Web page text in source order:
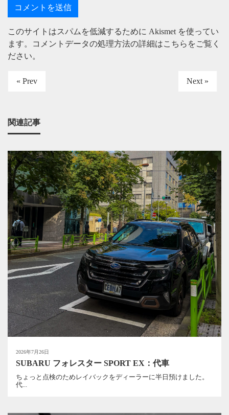
このサイトはスパムを低減するために Akismet を使ってい
ます。
コメントデータの処理方法の詳細はこちらをご覧く
ださい。
« Prev Next »
関連記事
2026年7月26日
SUBARU フォレスター SPORT EX：代車
ちょっと点検のためレイバックをディーラーに半日預けました。
代...